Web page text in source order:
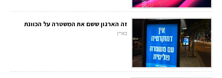
זה הארגון ששם את המשטרה על הכוונת
בארץ